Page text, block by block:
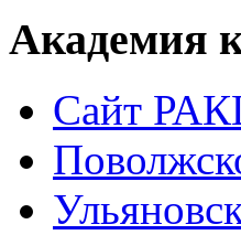
Академия
Сайт